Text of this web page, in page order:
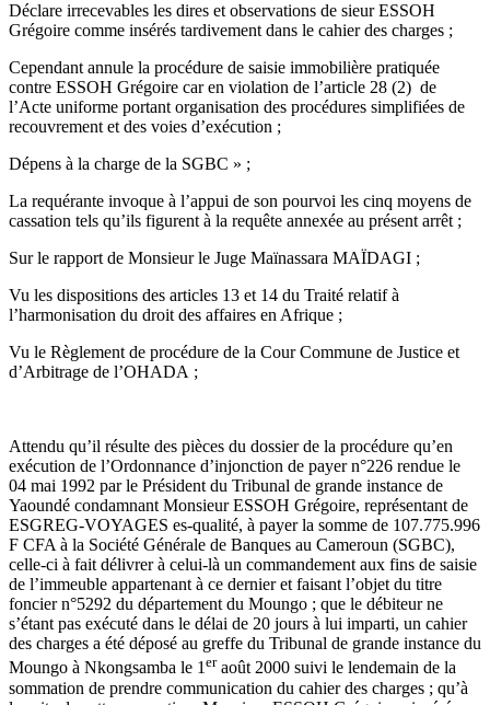
Déclare irrecevables les dires et observations de sieur ESSOH
Grégoire comme insérés tardivement dans le cahier des charges ;
Cependant annule la procédure de saisie immobilière pratiquée
contre ESSOH Grégoire car en violation de l’article 28 (2) de
l’Acte uniforme portant organisation des procédures simplifiées de
recouvrement et des voies d’exécution ;
Dépens à la charge de la SGBC » ;
La requérante invoque à l’appui de son pourvoi les cinq moyens de
cassation tels qu’ils figurent à la requête annexée au présent arrêt ;
Sur le rapport de Monsieur le Juge Maïnassara MAÏDAGI ;
Vu les dispositions des articles 13 et 14 du Traité relatif à
l’harmonisation du droit des affaires en Afrique ;
Vu le Règlement de procédure de la Cour Commune de Justice et
d’Arbitrage de l’OHADA ;
Attendu qu’il résulte des pièces du dossier de la procédure qu’en
exécution de l’Ordonnance d’injonction de payer n°226 rendue le
04 mai 1992 par le Président du Tribunal de grande instance de
Yaoundé condamnant Monsieur ESSOH Grégoire, représentant de
ESGREG-VOYAGES es-qualité, à payer la somme de 107.775.996
F CFA à la Société Générale de Banques au Cameroun (SGBC),
celle-ci à fait délivrer à celui-là un commandement aux fins de saisie
de l’immeuble appartenant à ce dernier et faisant l’objet du titre
foncier n°5292 du département du Moungo ; que le débiteur ne
s’étant pas exécuté dans le délai de 20 jours à lui imparti, un cahier
des charges a été déposé au greffe du Tribunal de grande instance du
Moungo à Nkongsamba le 1eraoût 2000 suivi le lendemain de la
sommation de prendre communication du cahier des charges ; qu’à